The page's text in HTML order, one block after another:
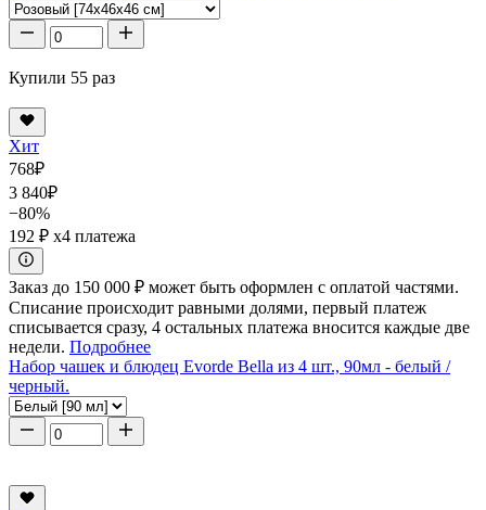
Купили 55 раз
Хит
768₽
3 840₽
−80%
192 ₽ x4 платежа
Заказ до 150 000 ₽ может быть оформлен с оплатой частями.
Списание происходит равными долями, первый платеж
списывается сразу, 4 остальных платежа вносится каждые две
недели. Подробнее
Набор чашек и блюдец Evorde Bella из 4 шт., 90мл - белый /
черный.